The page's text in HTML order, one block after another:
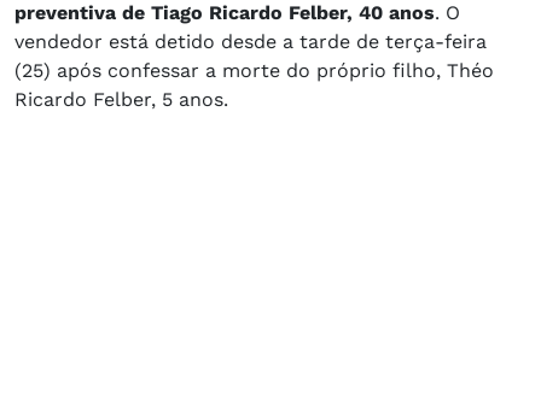
preventiva de Tiago Ricardo Felber, 40 anos. O
vendedor está detido desde a tarde de terça-feira
(25) após confessar a morte do próprio filho, Théo
Ricardo Felber, 5 anos.